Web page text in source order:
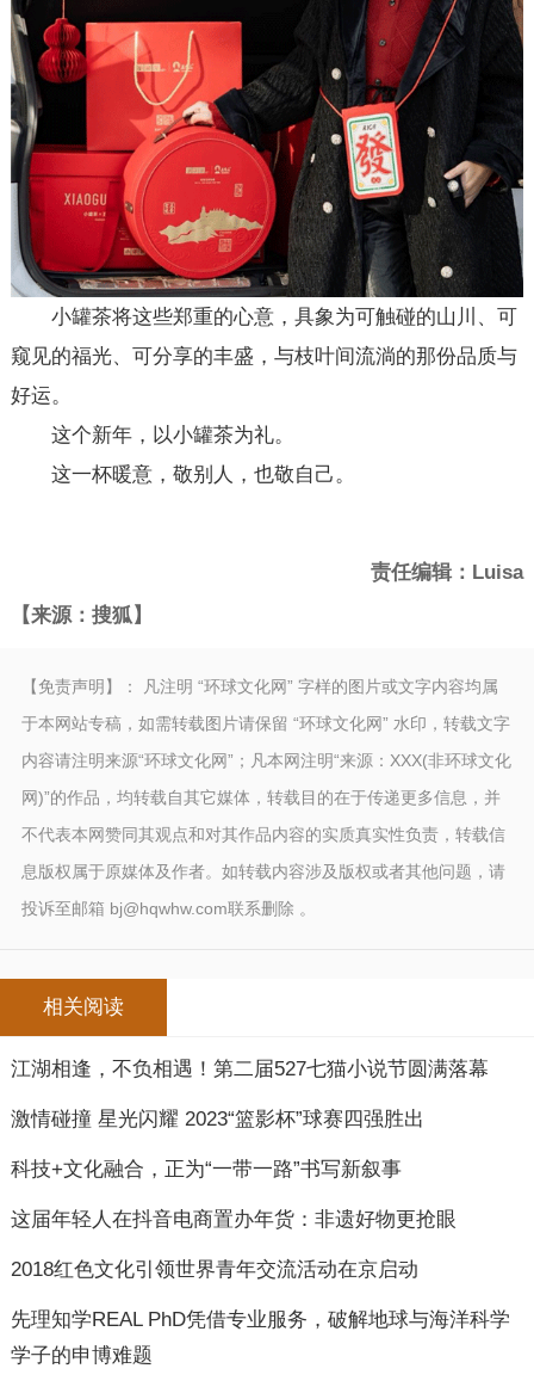
小罐茶将这些郑重的心意，具象为可触碰的山川、可
窥见的福光、可分享的丰盛，与枝叶间流淌的那份品质与
好运。
这个新年，以小罐茶为礼。
这一杯暖意，敬别人，也敬自己。
责任编辑：Luisa
【来源：搜狐】
【免责声明】： 凡注明 “环球文化网” 字样的图片或文字内容均属
于本网站专稿，如需转载图片请保留 “环球文化网” 水印，转载文字
内容请注明来源“环球文化网”；凡本网注明“来源：XXX(非环球文化
网)”的作品，均转载自其它媒体，转载目的在于传递更多信息，并
不代表本网赞同其观点和对其作品内容的实质真实性负责，转载信
息版权属于原媒体及作者。如转载内容涉及版权或者其他问题，请
投诉至邮箱 bj@hqwhw.com联系删除 。
相关阅读
江湖相逢，不负相遇！第二届527七猫小说节圆满落幕
激情碰撞 星光闪耀 2023“篮影杯”球赛四强胜出
科技+文化融合，正为“一带一路”书写新叙事
这届年轻人在抖音电商置办年货：非遗好物更抢眼
2018红色文化引领世界青年交流活动在京启动
先理知学REAL PhD凭借专业服务，破解地球与海洋科学
学子的申博难题